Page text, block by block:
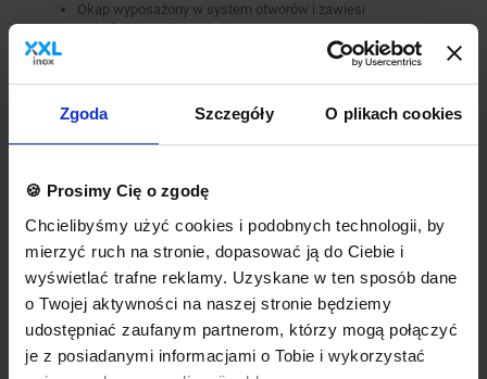
Zgoda Szczegóły O plikach cookies
🍪 Prosimy Cię o zgodę
Chcielibyśmy użyć cookies i podobnych technologii, by
mierzyć ruch na stronie, dopasować ją do Ciebie i
wyświetlać trafne reklamy. Uzyskane w ten sposób dane
o Twojej aktywności na naszej stronie będziemy
udostępniać zaufanym partnerom, którzy mogą połączyć
je z posiadanymi informacjami o Tobie i wykorzystać
Okap wyposażony w system otworów i zawiesi
umożliwiających montaż.
Króćce stanowią dodatkowe wyposażenie okapu.
Okap należy podłączyć do wentylatora lub instalacji
wentylacyjnej w budynku.
Opcje dodatkowe
wykonanie w standardzie AISI 304
inne dodatkowe wymagania
Wyposażenie dodatkowe dostępne za dopłatą. Prosimy o wybranie
odpowiednich opcji przed dodaniem produktu do koszyka. W
przypadku niestandardowych wymagań dotyczących produktu
prosimy o dodanie komentarza w polu Dodatkowe wymagania.
Najwyższa jakość wykonania